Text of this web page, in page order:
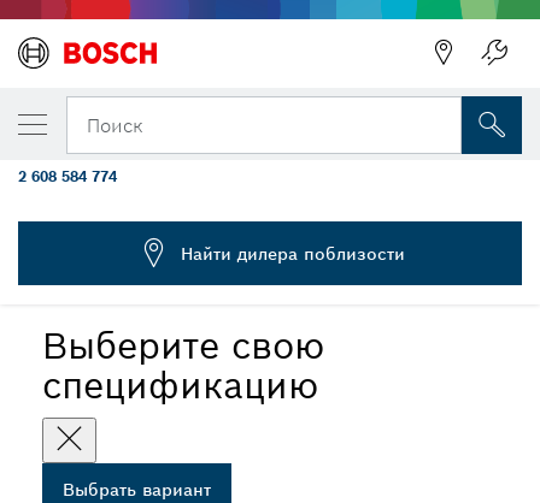
Поиск
Выберите свою
спецификацию
Выбрать вариант
ВЫБРАННЫЙ ВАРИАНТ
Набор из 4 переходников для коронок
MultiConstruction
2 608 584 774
Найти дилера поблизости